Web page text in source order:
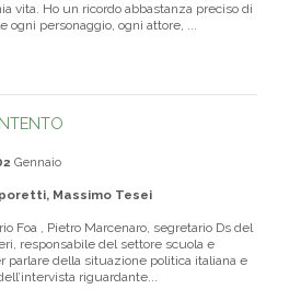
vita. Ho un ricordo abbastanza preciso di
ogni personaggio, ogni attore, ...
Gennaio
Massimo Tesei
Foa , Pietro Marcenaro, segretario Ds del
responsabile del settore scuola e
parlare della situazione politica italiana e
riguardante...